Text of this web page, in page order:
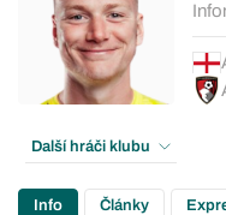
Další hráči klubu
Info Články